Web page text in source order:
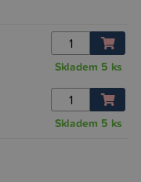
Skladem 5 ks
Skladem 5 ks